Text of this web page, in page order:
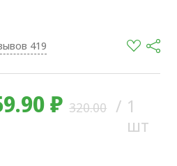
419
₽320.00 / 1
шт